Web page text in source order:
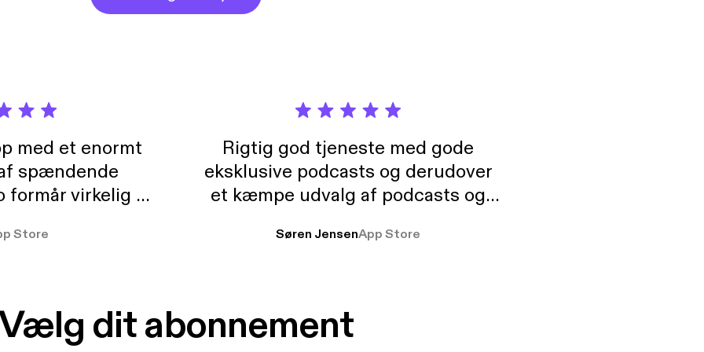
med et enormt
spændende
formår virkelig at
At der så også
Store
Rigtig god tjeneste med gode
eksklusive podcasts og derudover
et kæmpe udvalg af podcasts og
ikke andet så udelukkende pga
Søren JensenApp Store
dit abonnement